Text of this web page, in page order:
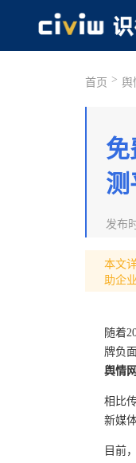
首页 > 舆
免
测
发布
本文
助企
随着
牌负
舆情
相比
新媒
目前